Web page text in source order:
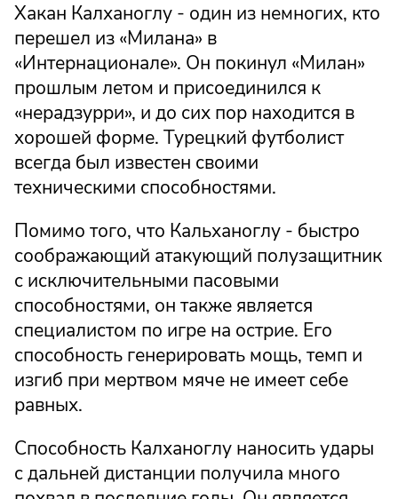
Хакан Калханоглу - один из немногих, кто
перешел из «Милана» в
«Интернационале». Он покинул «Милан»
прошлым летом и присоединился к
«нерадзурри», и до сих пор находится в
хорошей форме. Турецкий футболист
всегда был известен своими
техническими способностями.
Помимо того, что Кальханоглу - быстро
соображающий атакующий полузащитник
с исключительными пасовыми
способностями, он также является
специалистом по игре на острие. Его
способность генерировать мощь, темп и
изгиб при мертвом мяче не имеет себе
равных.
Способность Калханоглу наносить удары
с дальней дистанции получила много